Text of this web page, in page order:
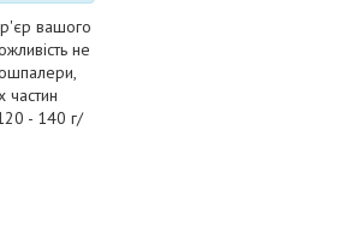
вашого
не
частин
- 140 г/